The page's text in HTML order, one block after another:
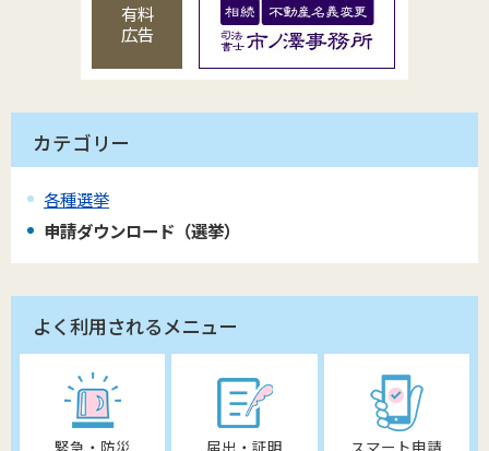
有料
広告
カテゴリー
各種選挙
申請ダウンロード（選挙）
よく利用されるメニュー
緊急・防災 届出・証明 スマート申請